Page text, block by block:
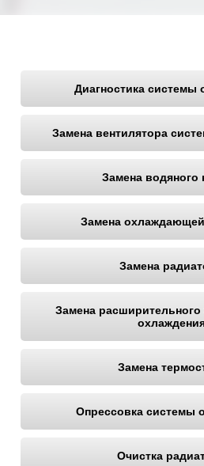
Диагностика системы
Замена вентилятора
Замена водяного
Замена
Замена
Замена расширительного
Замена
Опрессовка системы
Очистка